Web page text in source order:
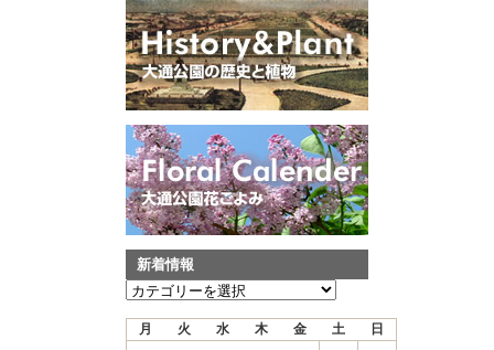
新着情報
新
月 火 水 木 金 土 日